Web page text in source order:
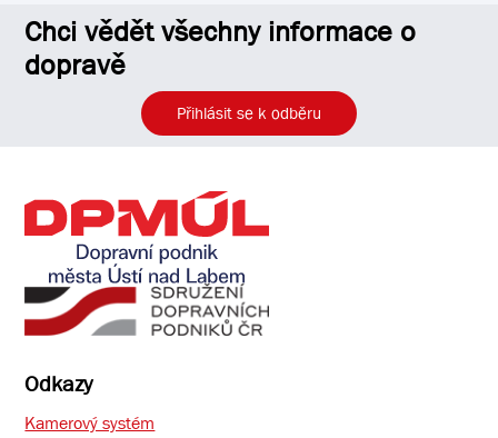
Chci vědět všechny informace o
dopravě
Přihlásit se k odběru
Odkazy
Kamerový systém